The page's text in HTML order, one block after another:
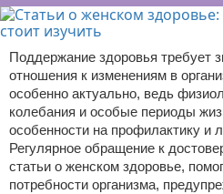
Поддержание здоровья требует
отношения к изменениям в
особенно актуально, ведь
колебания и особые периоды
особенности на профилактику и
Регулярное обращение к
статьи о женском здоровье,
потребности организма,